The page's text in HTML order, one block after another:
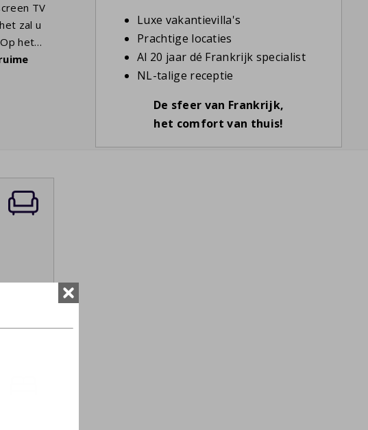
TV
zal u
het
Luxe vakantievilla's
Prachtige locaties
Al 20 jaar dé Frankrijk specialist
NL-talige receptie
De sfeer van Frankrijk,
het comfort van thuis!